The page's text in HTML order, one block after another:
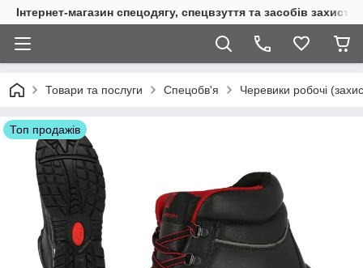
Інтернет-магазин спецодягу, спецвзуття та засобів захисту
Товари та послуги Спецобв'я Черевики робочі
Топ продажів